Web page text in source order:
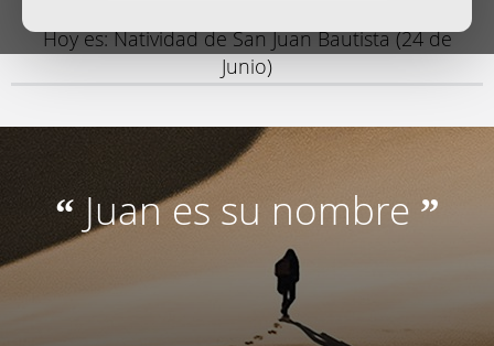
Hoy es: Natividad de San Juan Bautista (24 de
Junio)
“ Juan es su nombre ”